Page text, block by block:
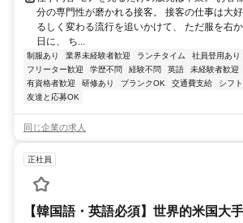
分の専門性が磨かれる接客。 接客の仕事は大
るしく変わる流行を追いかけて、 ただ服を右
日に、 ち...
制服あり 業界未経験者歓迎 ランチタイム 社員登用あり
フリーター歓迎
学歴不問 経験不問 英語 未経験者歓迎
有資格者歓迎
研修あり ブランクOK 交通費支給 シフ
友達と応募OK
同じ企業の求人
正社員
【韓国語・英語必須】世界的米国大